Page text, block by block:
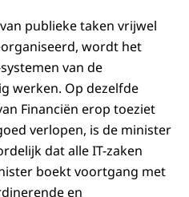
publieke taken vrijwel
wordt het
van de
werken. Op dezelfde
Financiën erop toeziet
verlopen, is de minister
dat alle IT-zaken
boekt voortgang met
en